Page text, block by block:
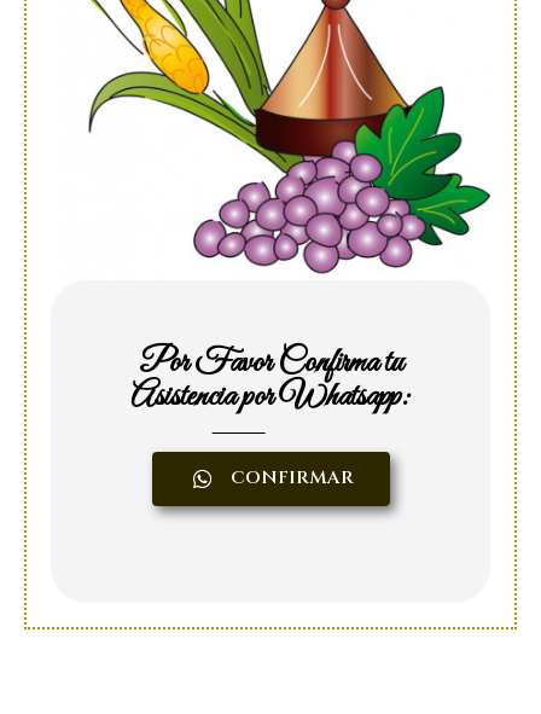
Por Favor Confirma tu
Asistencia por Whatsapp:
CONFIRMAR